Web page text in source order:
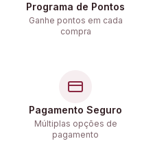
Programa de Pontos
Ganhe pontos em cada
compra
Pagamento Seguro
Múltiplas opções de
pagamento